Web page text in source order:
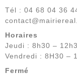
Tél : 04 68 04 36
Horaires
Jeudi : 8h30 –
Vendredi : 8H30 –
Fermé